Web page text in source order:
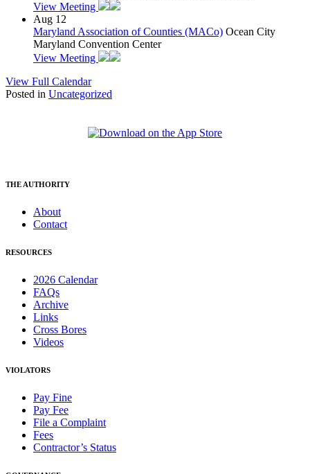
View Meeting
Aug 12
Maryland Association of Counties (MACo) Ocean City
Maryland Convention Center
View Meeting
View Full Calendar
Posted in Uncategorized
THE AUTHORITY
About
Contact
RESOURCES
2026 Calendar
FAQs
Archive
Links
Cross Bores
Videos
VIOLATORS
Pay Fine
Pay Fee
File a Complaint
Fees
Contractor’s Status